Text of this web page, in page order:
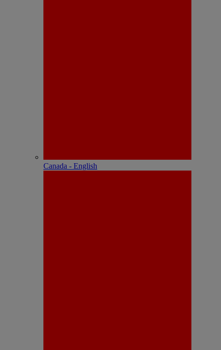
Canada - English